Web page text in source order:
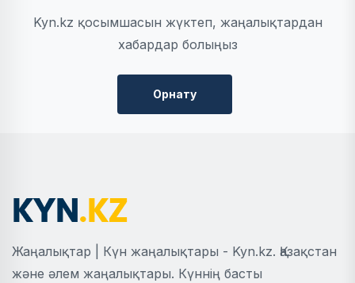
Kyn.kz қосымшасын жүктеп, жаңалықтардан
хабардар болыңыз
Орнату
Жаңалықтар | Күн жаңалықтары - Kyn.kz. Қазақстан
және әлем жаңалықтары. Күннің басты